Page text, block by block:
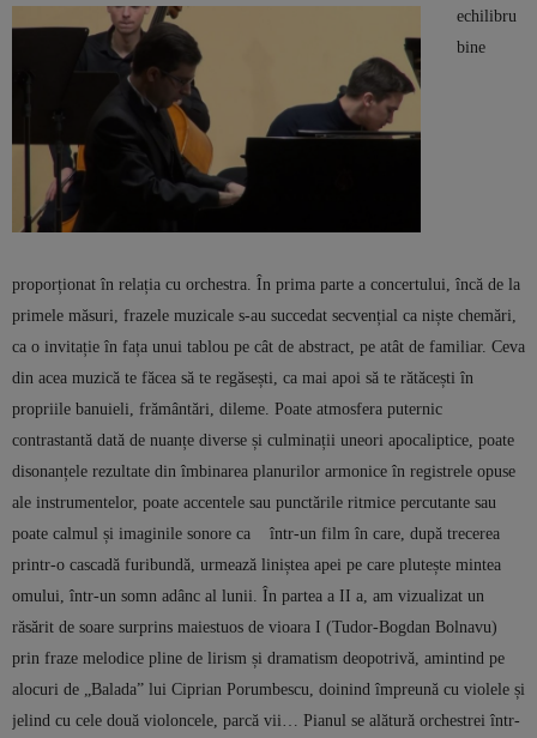
echilibru
bine
proporționat în relația cu orchestra. În prima parte a concertului, încă de la
primele măsuri, frazele muzicale s-au succedat secvențial ca niște chemări,
ca o invitație în fața unui tablou pe cât de abstract, pe atât de familiar. Ceva
din acea muzică te făcea să te regăsești, ca mai apoi să te rătăcești în
propriile banuieli, frământări, dileme. Poate atmosfera puternic
contrastantă dată de nuanțe diverse și culminații uneori apocaliptice, poate
disonanțele rezultate din îmbinarea planurilor armonice în registrele opuse
ale instrumentelor, poate accentele sau punctările ritmice percutante sau
poate calmul și imaginile sonore ca într-un film în care, după trecerea
printr-o cascadă furibundă, urmează liniștea apei pe care plutește mintea
omului, într-un somn adânc al lunii. În partea a II a, am vizualizat un
răsărit de soare surprins maiestuos de vioara I (Tudor-Bogdan Bolnavu)
prin fraze melodice pline de lirism și dramatism deopotrivă, amintind pe
alocuri de „Balada” lui Ciprian Porumbescu, doinind împreună cu violele și
jelind cu cele două violoncele, parcă vii… Pianul se alătură orchestrei într-